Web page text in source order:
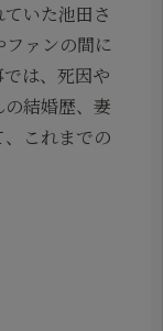
いた池田さ
ァンの間に
は、死因や
結婚歴、妻
これまでの